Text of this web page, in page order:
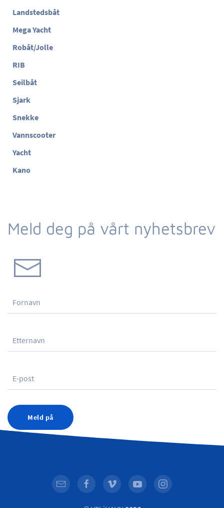
Landstedsbåt
Mega Yacht
Robåt/Jolle
RIB
Seilbåt
Sjark
Snekke
Vannscooter
Yacht
Kano
Meld deg på vårt nyhetsbrev
Meld på